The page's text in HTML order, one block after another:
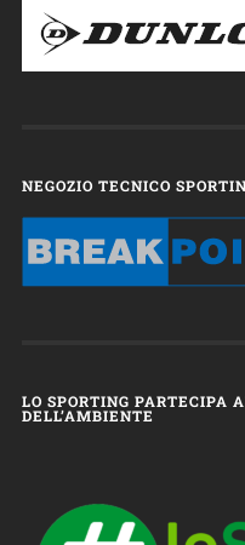
NEGOZIO TECNICO
LO SPORTING PARTECIPA
DELL’AMBIENTE